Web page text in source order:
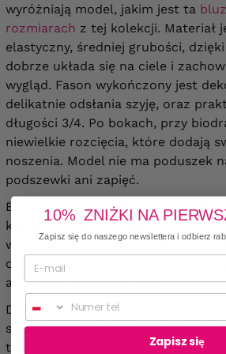
wyróżniają model, jakim jest ta
rozmiarach z tej kolekcji. Materiał
elastyczny, średniej grubości,
dobrze układa się na ciele i
wygląd. Fason wykończony jest
delikatnie odsłania szyję, oraz
długości 3/4. Po bokach, przy
niewielkie rozcięcia, które dodają
noszenia. Model nie ma poduszek
podszewki ani zapięć.
Bluzka w praktycznym,
komponuje się zarówno ze
wizytową spódnicą midi. Prosty
ozdobne kwiatki przy dekolcie
akcentem całej stylizacji.
Delikatne zdobienia sprawiają, że
sprawdzi się na rodzinne
towarzyskie.
Bluzka powstała w
10% ZNIŻKI NA
Zapisz się do naszego newslettera i odbierz
Numer telefonu
Zapisz się